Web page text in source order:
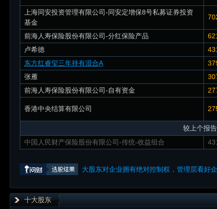
上海同安投资管理有限公司-同安定增保8号私募证券投资
基金
前海人寿保险股份有限公司-分红保险产品
卢希德
东方红睿玺三年持有混合A
张雁
前海人寿保险股份有限公司-自有资金
香港中央结算有限公司
较上个报
中国人民财产保险股份有限公司-传统-收益组合
大股东对企业拥有绝对控制权，管理层看好
十大股东